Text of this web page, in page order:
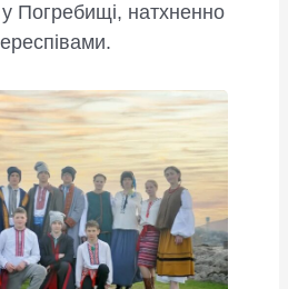
Погребищі, натхненно